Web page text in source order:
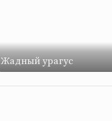
Жадный урагус